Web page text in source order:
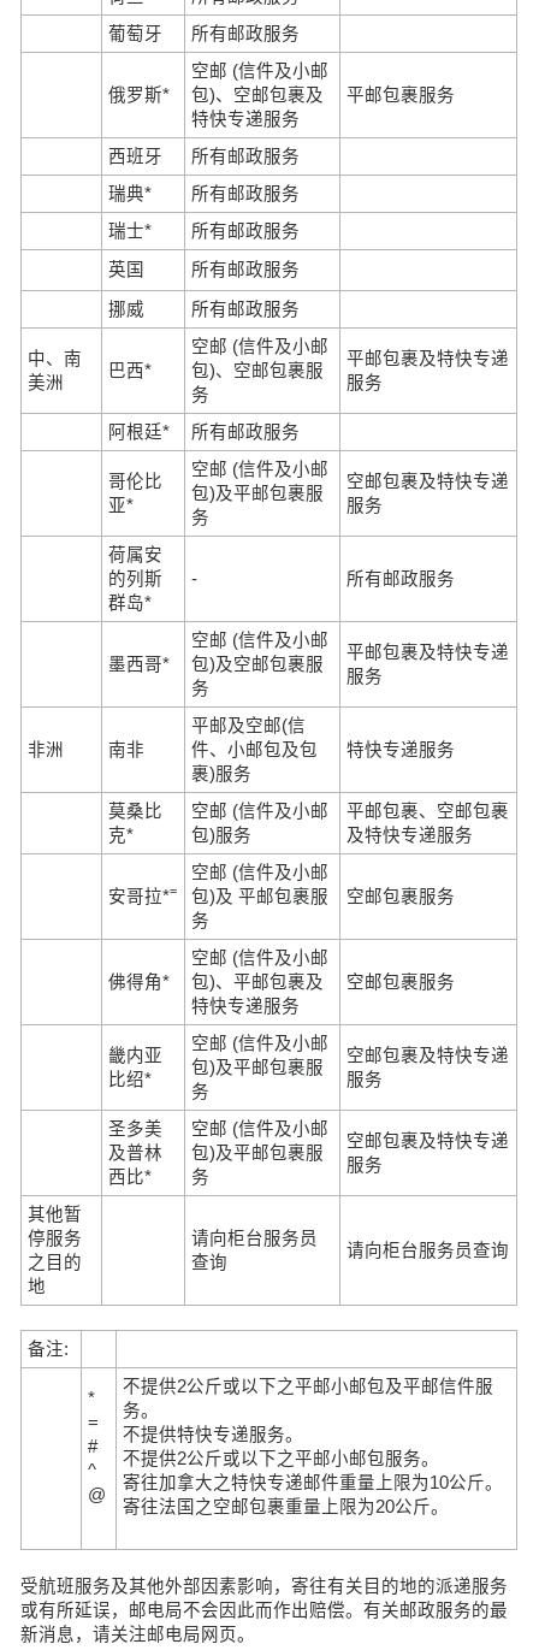
葡萄牙
所有邮政服务
俄罗斯*
空邮 (信件及小邮
包)、空邮包裹及
特快专递服务
平邮包裹服务
西班牙
所有邮政服务
瑞典*
所有邮政服务
瑞士*
所有邮政服务
英国
所有邮政服务
挪威 所有邮政服务
中、南
美洲
巴西*
空邮 (信件及小邮
包)、空邮包裹服
务
平邮包裹及特快专递
服务
阿根廷* 所有邮政服务
哥伦比
亚*
空邮 (信件及小邮
包)及平邮包裹服
务
空邮包裹及特快专递
服务
荷属安
的列斯
群岛*
- 所有邮政服务
墨西哥*
空邮 (信件及小邮
包)及空邮包裹服
务
平邮包裹及特快专递
服务
非洲 南非
平邮及空邮(信
件、小邮包及包
裹)服务
特快专递服务
莫桑比
克*
空邮 (信件及小邮
包)服务
平邮包裹、空邮包裹
及特快专递服务
安哥拉*=
空邮 (信件及小邮
包)及 平邮包裹服
务
空邮包裹服务
佛得角*
空邮 (信件及小邮
包)、平邮包裹及
特快专递服务
空邮包裹服务
畿内亚
比绍*
空邮 (信件及小邮
包)及平邮包裹服
务
空邮包裹及特快专递
服务
圣多美
及普林
西比*
空邮 (信件及小邮
包)及平邮包裹服
务
空邮包裹及特快专递
服务
其他暂
停服务
之目的
地
请向柜台服务员
查询
请向柜台服务员查询
备注:
*
=
#
^
@
不提供2公斤或以下之平邮小邮包及平邮信件服
务。
不提供特快专递服务。
不提供2公斤或以下之平邮小邮包服务。
寄往加拿大之特快专递邮件重量上限为10公斤。
寄往法国之空邮包裹重量上限为20公斤。
受航班服务及其他外部因素影响，寄往有关目的地的派递服务
或有所延误，邮电局不会因此而作出赔偿。有关邮政服务的最
新消息，请关注邮电局网页。